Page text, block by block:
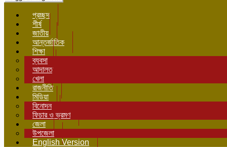
প্রচ্ছদ
শীর্ষ
জাতীয়
আন্তর্জাতিক
শিক্ষা
ব্যবসা
আদালত
খেলা
রাজনীতি
মিডিয়া
বিনোদন
ফিচার ও ভ্রমণ
জেলা
উপজেলা
English Version